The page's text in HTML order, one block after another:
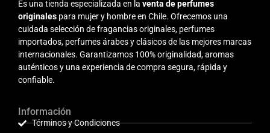
Es una tienda especializada en la venta de perfumes
originales para mujer y hombre en Chile. Ofrecemos una
cuidada selección de fragancias originales, perfumes
importados, perfumes árabes y clásicos de las mejores marcas
internacionales. Garantizamos 100% originalidad, aromas
auténticos y una experiencia de compra segura, rápida y
confiable.
Información
Términos y Condiciones